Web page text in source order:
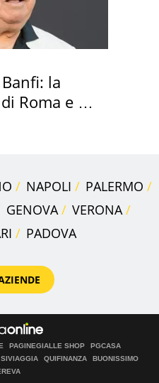
la
Roma e i
NAPOLI
PALERMO
GENOVA
VERONA
PADOVA
PAGINEGIALLE SHOP
PGCASA
SIVIAGGIA QUIFINANZA
BUONISSIMO